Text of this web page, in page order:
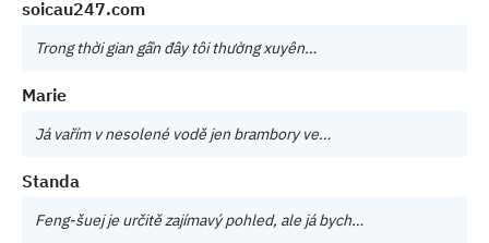
soicau247.com
Trong thời gian gần đây tôi thường xuyên…
Marie
Já vařím v nesolené vodě jen brambory ve…
Standa
Feng-šuej je určitě zajímavý pohled, ale já bych…